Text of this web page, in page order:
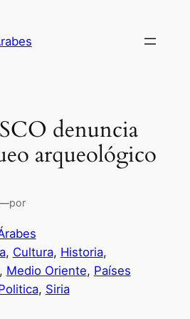
denuncia
arqueológico
por
, Cultura, Historia
Medio Oriente, Países
, Siria